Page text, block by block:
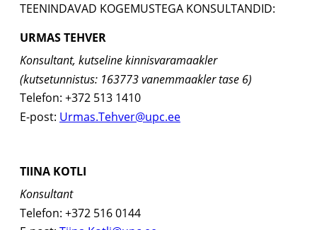
TEENINDAVAD KOGEMUSTEGA KONSULTANDID:
URMAS TEHVER
Konsultant, kutseline kinnisvaramaakler
(kutsetunnistus: 163773 vanemmaakler tase 6)
Telefon: +372 513 1410
E-post: Urmas.Tehver@upc.ee
TIINA KOTLI
Konsultant
Telefon: +372 516 0144